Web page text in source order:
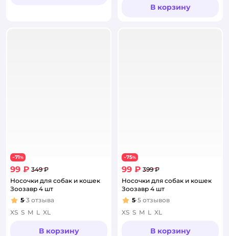
В корзину
−71%
99 ₽ 349 ₽
Носочки для собак и кошек
Зоозавр 4 шт
Рейтинг:
5 3 отзыва
XS S M L XL
В корзину
−75%
99 ₽ 399 ₽
Носочки для собак и кошек
Зоозавр 4 шт
Рейтинг:
5 5 отзывов
XS S M L XL
В корзину